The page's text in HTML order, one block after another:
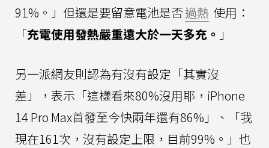
91%。」但還是要留意電池是否過熱 使用：
「充電使用發熱嚴重遠大於一天多充。 」
另一派網友則認為有沒有設定「其實沒
差」，表示「這樣看來80%沒用耶，iPhone
14 Pro Max首發至今快兩年還有86%」、「我
現在161次，沒有設定上限，目前99%。」也